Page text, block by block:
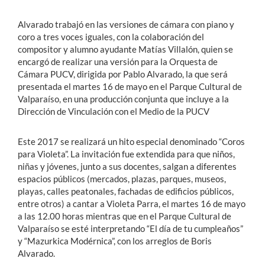
Alvarado trabajó en las versiones de cámara con piano y
coro a tres voces iguales, con la colaboración del
compositor y alumno ayudante Matías Villalón, quien se
encargó de realizar una versión para la Orquesta de
Cámara PUCV, dirigida por Pablo Alvarado, la que será
presentada el martes 16 de mayo en el Parque Cultural de
Valparaíso, en una producción conjunta que incluye a la
Dirección de Vinculación con el Medio de la PUCV
Este 2017 se realizará un hito especial denominado “Coros
para Violeta”. La invitación fue extendida para que niños,
niñas y jóvenes, junto a sus docentes, salgan a diferentes
espacios públicos (mercados, plazas, parques, museos,
playas, calles peatonales, fachadas de edificios públicos,
entre otros) a cantar a Violeta Parra, el martes 16 de mayo
a las 12.00 horas mientras que en el Parque Cultural de
Valparaíso se esté interpretando “El día de tu cumpleaños”
y “Mazurkica Modérnica”, con los arreglos de Boris
Alvarado.